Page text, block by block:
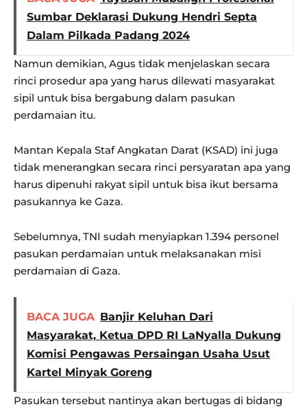
Sumbar Deklarasi Dukung Hendri Septa
Dalam Pilkada Padang 2024
Namun demikian, Agus tidak menjelaskan secara
rinci prosedur apa yang harus dilewati masyarakat
sipil untuk bisa bergabung dalam pasukan
perdamaian itu.
Mantan Kepala Staf Angkatan Darat (KSAD) ini juga
tidak menerangkan secara rinci persyaratan apa yang
harus dipenuhi rakyat sipil untuk bisa ikut bersama
pasukannya ke Gaza.
Sebelumnya, TNI sudah menyiapkan 1.394 personel
pasukan perdamaian untuk melaksanakan misi
perdamaian di Gaza.
BACA JUGA Banjir Keluhan Dari
Masyarakat, Ketua DPD RI LaNyalla Dukung
Komisi Pengawas Persaingan Usaha Usut
Kartel Minyak Goreng
Pasukan tersebut nantinya akan bertugas di bidang